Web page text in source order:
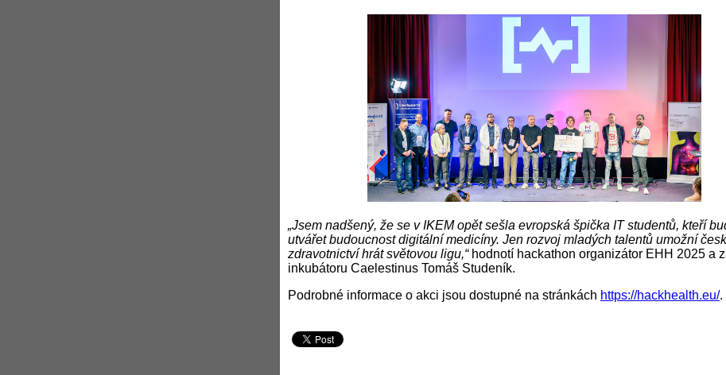
„Jsem nadšený, že se v IKEM opět sešla evropská špička IT studentů, kteří
utvářet budoucnost digitální medicíny. Jen rozvoj mladých talentů umožní
zdravotnictví hrát světovou ligu,“hodnotí hackathon organizátor EHH 2025 a
inkubátoru Caelestinus Tomáš Studeník.
Podrobné informace o akci jsou dostupné na stránkách https://hackhealth.eu/.